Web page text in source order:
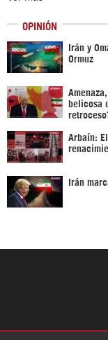
OPINIÓN
Irán y
Ormuz
belicosa
Arbaín:
Irán